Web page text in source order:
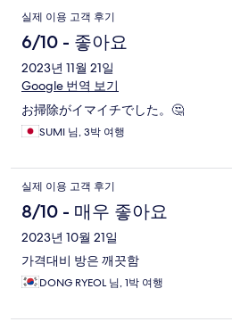
실제 이용 고객 후기
6/10 - 좋아요
2023년 11월 21일
Google 번역 보기
お掃除がイマイチでした。🤔
SUMI 님, 3박 여행
실제 이용 고객 후기
8/10 - 매우 좋아요
2023년 10월 21일
가격대비 방은 깨끗함
DONG RYEOL 님, 1박 여행